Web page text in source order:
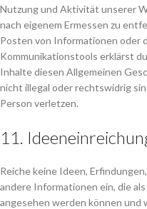
Nutzung und Aktivität unserer
nach eigenem Ermessen zu
Posten von Informationen oder
Kommunikationstools erklärst
Inhalte diesen Allgemeinen
nicht illegal oder rechtswidrig
Person verletzen.
11.
Reiche keine Ideen,
andere Informationen ein, die
angesehen werden können und